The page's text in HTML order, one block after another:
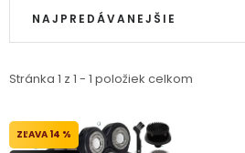
Fotovoltaika
Výpis produktov
Stránka 1 z 1 - 1 položiek celkom
Radenie produktov
NAJPREDÁVANEJŠIE
14 %